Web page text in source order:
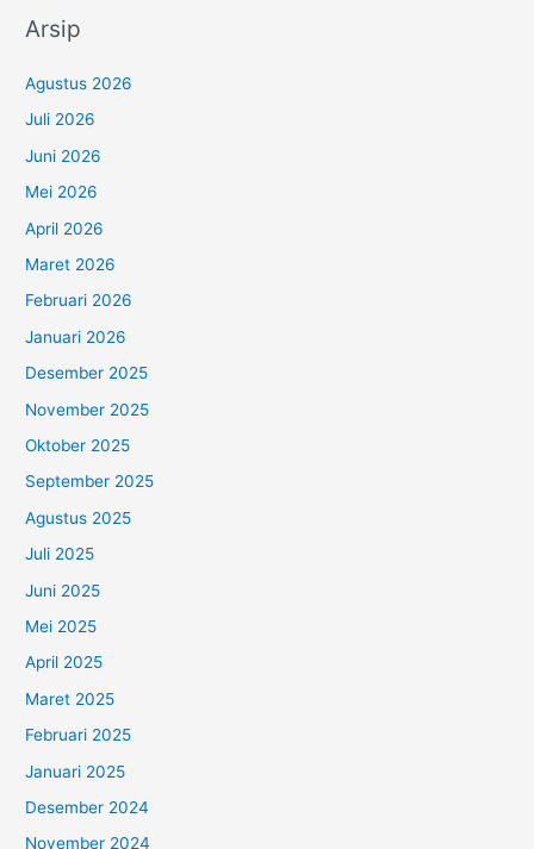
Arsip
Agustus 2026
Juli 2026
Juni 2026
Mei 2026
April 2026
Maret 2026
Februari 2026
Januari 2026
Desember 2025
November 2025
Oktober 2025
September 2025
Agustus 2025
Juli 2025
Juni 2025
Mei 2025
April 2025
Maret 2025
Februari 2025
Januari 2025
Desember 2024
November 2024